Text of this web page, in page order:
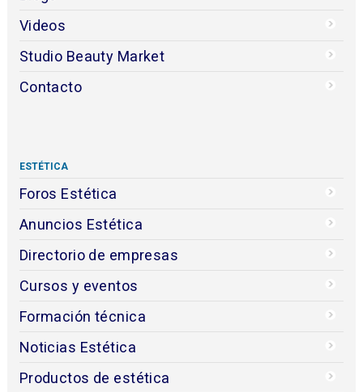
Videos
Studio Beauty Market
Contacto
ESTÉTICA
Foros Estética
Anuncios Estética
Directorio de empresas
Cursos y eventos
Formación técnica
Noticias Estética
Productos de estética